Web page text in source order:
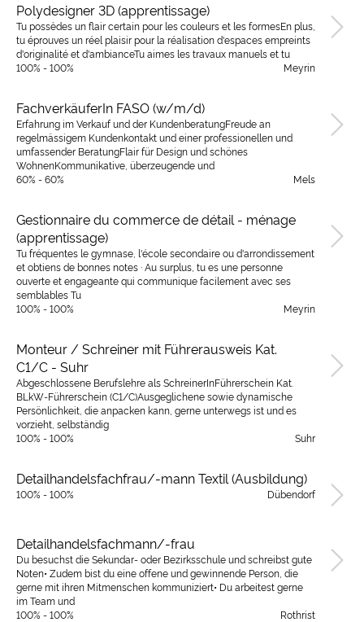
Polydesigner 3D (apprentissage)
Tu possèdes un flair certain pour les couleurs et les formesEn plus,
tu éprouves un réel plaisir pour la réalisation d'espaces empreints
d'originalité et d'ambianceTu aimes les travaux manuels et tu
100% - 100%
Meyrin
FachverkäuferIn FASO (w/m/d)
Erfahrung im Verkauf und der KundenberatungFreude an
regelmässigem Kundenkontakt und einer professionellen und
umfassender BeratungFlair für Design und schönes
WohnenKommunikative, überzeugende und
60% - 60%
Mels
Gestionnaire du commerce de détail - ménage
(apprentissage)
Tu fréquentes le gymnase, l'école secondaire ou d'arrondissement
et obtiens de bonnes notes · Au surplus, tu es une personne
ouverte et engageante qui communique facilement avec ses
semblables Tu
100% - 100%
Meyrin
Monteur / Schreiner mit Führerausweis Kat.
C1/C - Suhr
Abgeschlossene Berufslehre als SchreinerInFührerschein Kat.
BLkW-Führerschein (C1/C)Ausgeglichene sowie dynamische
Persönlichkeit, die anpacken kann, gerne unterwegs ist und es
vorzieht, selbständig
100% - 100%
Suhr
Detailhandelsfachfrau/-mann Textil (Ausbildung)
100% - 100% Dübendorf
Detailhandelsfachmann/-frau
Du besuchst die Sekundar- oder Bezirksschule und schreibst gute
Noten• Zudem bist du eine offene und gewinnende Person, die
gerne mit ihren Mitmenschen kommuniziert• Du arbeitest gerne
im Team und
100% - 100%
Rothrist